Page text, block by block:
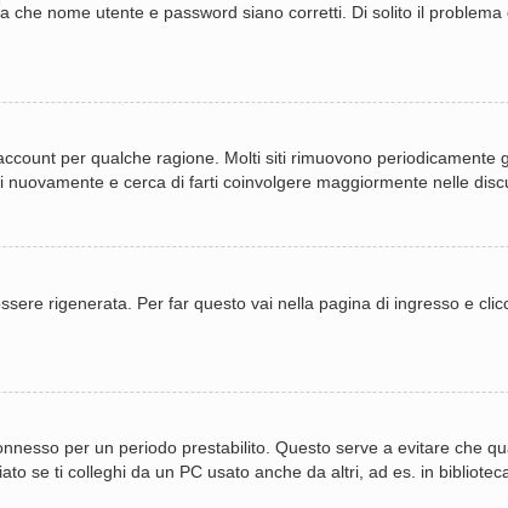
nome utente e password siano corretti. Di solito il
per qualche ragione. Molti siti rimuovono
e cerca di farti coinvolgere maggiormente nelle
rigenerata. Per far questo vai nella pagina di ingresso e
per un periodo prestabilito. Questo serve a evitare che
se ti colleghi da un PC usato anche da altri, ad es. in